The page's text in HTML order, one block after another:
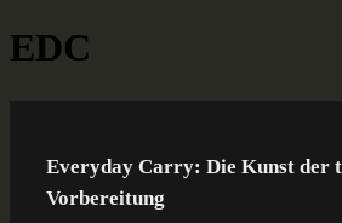
Skip
to
Ausstaffiert
Gear und Gadgets zum Verlieben
Category:
EDC
Everyday Carry: Die Kunst der
Vorbereitung